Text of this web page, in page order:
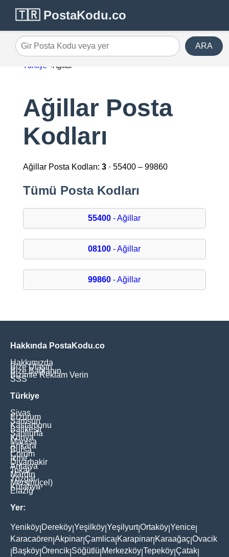
🇹🇷 PostaKodu.co
Gir Posta Kodu veya yer ARA
Türkiye Ağillar
Ağillar Posta
Kodları
Ağillar Posta Kodları: 3· 55400 – 99860
Tümü Posta Kodları
55400 - Ağillar
08100 - Ağillar
99860 - Ağillar
Hakkında PostaKodu.co
Hakkımızda
Bize Ulaşın
Bize Bağlanın
Bizimle Reklam Verin
SSS
Türkiye
Sivas
Erzurum
Samsun
Kastamonu
Balikesir
Şanliurfa
Konya
Manisa
Ankara
Bursa
Çorum
İzmir
Diyarbakir
Antalya
Tokat
Mardin
Yozgat
Mersin(İçel)
Kütahya
Elaziğ
Yer:
Yeniköy Dereköy Yeşilköy Yeşilyurt|Ortaköy Yenice
Karacaören Akpinar Çamlica Karapinar Karaağaç Ovacik
Başköy Örencik Söğütlü Merkezköy Tepeköy Çatak